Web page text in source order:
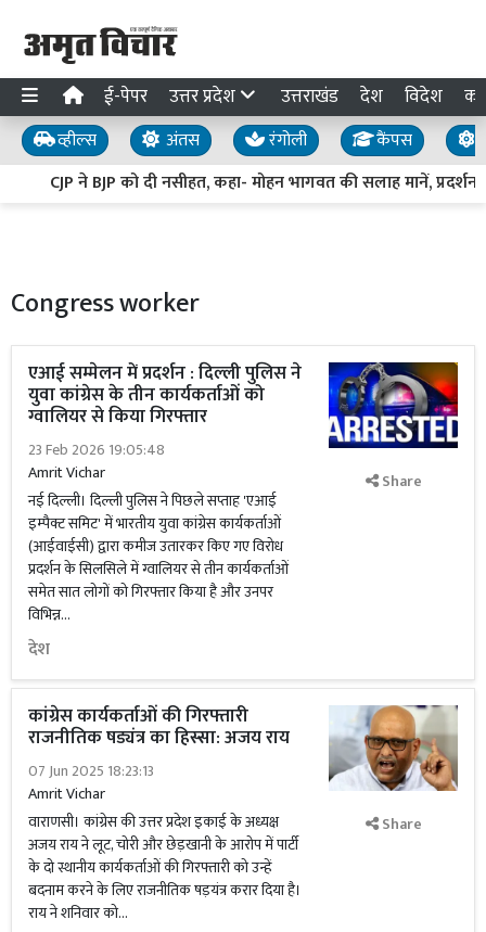
ई-पेपर उत्तर प्रदेश उत्तराखंड देश विदेश
व्हील्स अंतस रंगोली कैंपस
CJP ने BJP को दी नसीहत, कहा- मोहन भागवत की सलाह मानें,
Congress worker
एआई सम्मेलन में प्रदर्शन : दिल्ली पुलिस ने
युवा कांग्रेस के तीन कार्यकर्ताओं को
ग्वालियर से किया गिरफ्तार
23 Feb 2026 19:05:48
Amrit Vichar
नई दिल्ली। दिल्ली पुलिस ने पिछले सप्ताह 'एआई
इम्पैक्ट समिट' में भारतीय युवा कांग्रेस कार्यकर्ताओं
(आईवाईसी) द्वारा कमीज उतारकर किए गए विरोध
प्रदर्शन के सिलसिले में ग्वालियर से तीन कार्यकर्ताओं
समेत सात लोगों को गिरफ्तार किया है और उनपर
विभिन्न...
देश
Share
कांग्रेस कार्यकर्ताओं की गिरफ्तारी
राजनीतिक षड्यंत्र का हिस्सा: अजय राय
07 Jun 2025 18:23:13
Amrit Vichar
वाराणसी। कांग्रेस की उत्तर प्रदेश इकाई के अध्यक्ष
अजय राय ने लूट, चोरी और छेड़खानी के आरोप में पार्टी
के दो स्थानीय कार्यकर्ताओं की गिरफ्तारी को उन्हें
बदनाम करने के लिए राजनीतिक षड़यंत्र करार दिया है।
राय ने शनिवार को...
Share